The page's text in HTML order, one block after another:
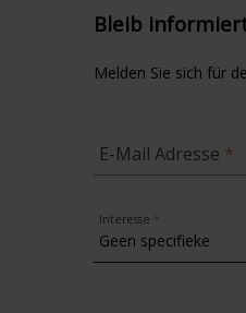
Bleib
Melden Sie sich für
E-Mail Adresse
Interesse